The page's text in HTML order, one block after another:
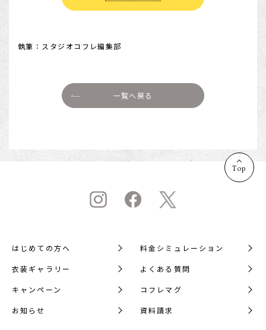
執筆：スタジオコフレ編集部
一覧へ戻る
Top
はじめての方へ 料金シミュレーション
衣装ギャラリー よくある質問
キャンペーン コフレマグ
お知らせ 資料請求